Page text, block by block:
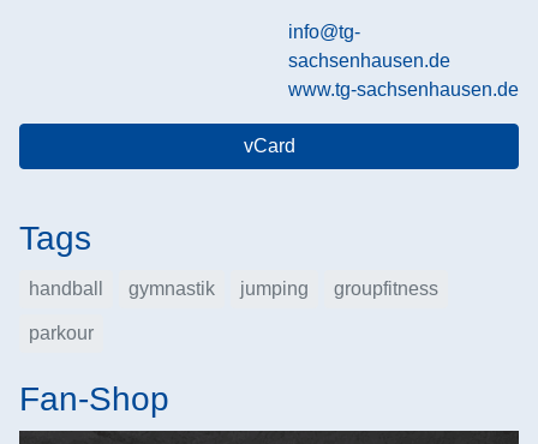
info@tg-
sachsenhausen.de
www.tg-sachsenhausen.de
vCard
Tags
handball gymnastik jumping groupfitness
parkour
Fan-Shop